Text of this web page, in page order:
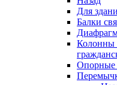
Для
Балки
Колонны
Опорные